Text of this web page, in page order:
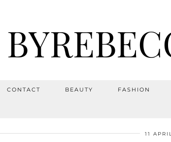
CONTACT BEAUTY FASHION
11